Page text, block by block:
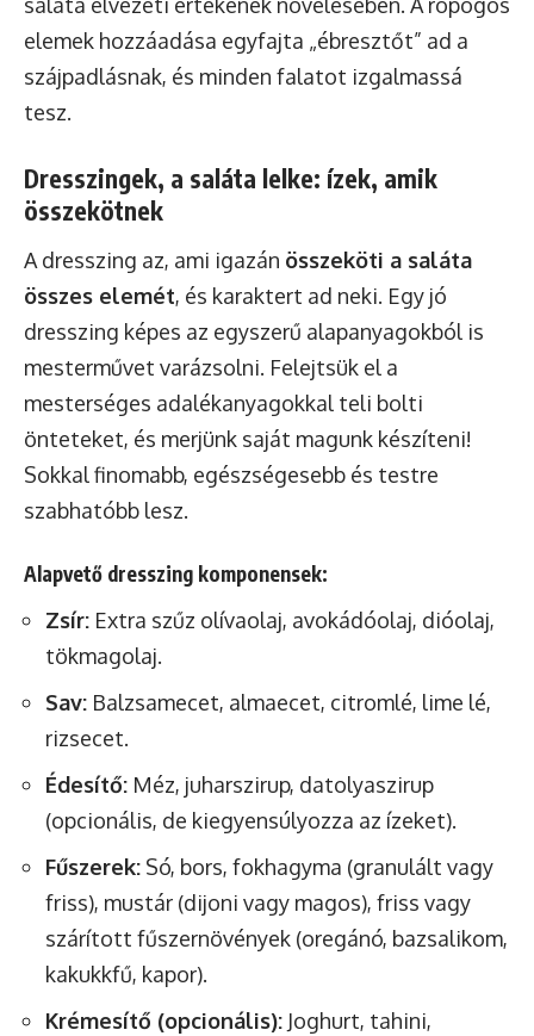
elemek hozzáadása egyfajta „ébresztőt” ad a
szájpadlásnak, és minden falatot izgalmassá
tesz.
Dresszingek, a saláta lelke: ízek, amik
összekötnek
A dresszing az, ami igazán összeköti a saláta
összes elemét, és karaktert ad neki. Egy jó
dresszing képes az egyszerű alapanyagokból is
mesterművet varázsolni. Felejtsük el a
mesterséges adalékanyagokkal teli bolti
önteteket, és merjünk saját magunk készíteni!
Sokkal finomabb, egészségesebb és testre
szabhatóbb lesz.
Alapvető dresszing komponensek:
Zsír: Extra szűz olívaolaj, avokádóolaj, dióolaj,
tökmagolaj.
Sav: Balzsamecet, almaecet, citromlé, lime lé,
rizsecet.
Édesítő: Méz, juharszirup, datolyaszirup
(opcionális, de kiegyensúlyozza az ízeket).
Fűszerek: Só, bors, fokhagyma (granulált vagy
friss), mustár (dijoni vagy magos), friss vagy
szárított fűszernövények (oregánó, bazsalikom,
kakukkfű, kapor).
Krémesítő (opcionális): Joghurt, tahini,